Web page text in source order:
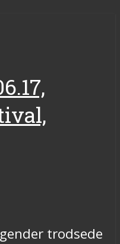
trodsede